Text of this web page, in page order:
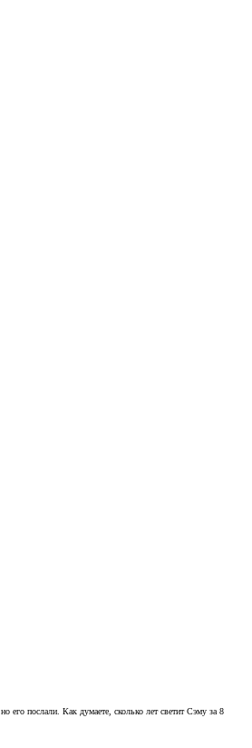
послали. Как думаете, сколько лет светит Сэму за 8